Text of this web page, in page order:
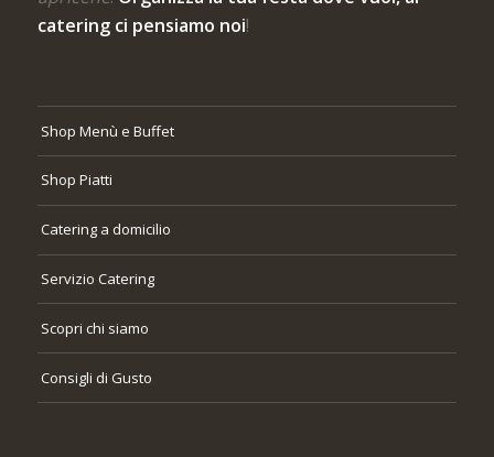
catering ci pensiamo noi!
Shop Menù e Buffet
Shop Piatti
Catering a domicilio
Servizio Catering
Scopri chi siamo
Consigli di Gusto